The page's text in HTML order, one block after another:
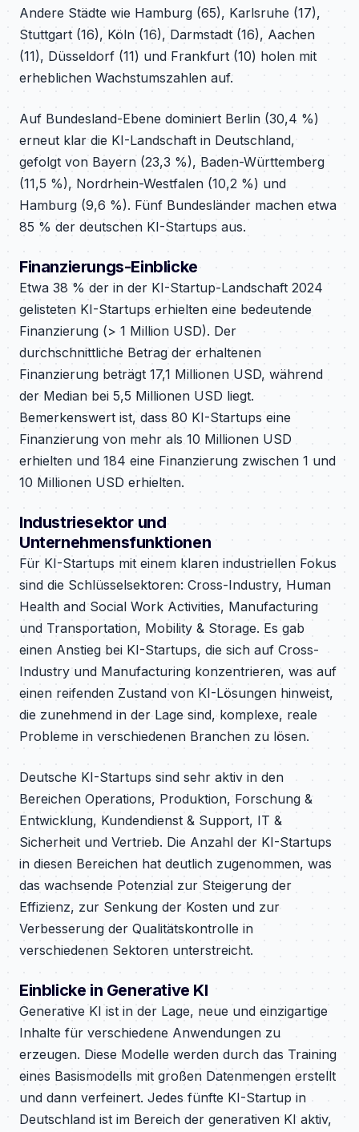
Andere Städte wie Hamburg (65), Karlsruhe (17),
Stuttgart (16), Köln (16), Darmstadt (16), Aachen
(11), Düsseldorf (11) und Frankfurt (10) holen mit
erheblichen Wachstumszahlen auf.
Auf Bundesland-Ebene dominiert Berlin (30,4 %)
erneut klar die KI-Landschaft in Deutschland,
gefolgt von Bayern (23,3 %), Baden-Württemberg
(11,5 %), Nordrhein-Westfalen (10,2 %) und
Hamburg (9,6 %). Fünf Bundesländer machen etwa
85 % der deutschen KI-Startups aus.
Finanzierungs-Einblicke
Etwa 38 % der in der KI-Startup-Landschaft 2024
gelisteten KI-Startups erhielten eine bedeutende
Finanzierung (> 1 Million USD). Der
durchschnittliche Betrag der erhaltenen
Finanzierung beträgt 17,1 Millionen USD, während
der Median bei 5,5 Millionen USD liegt.
Bemerkenswert ist, dass 80 KI-Startups eine
Finanzierung von mehr als 10 Millionen USD
erhielten und 184 eine Finanzierung zwischen 1 und
10 Millionen USD erhielten.
Industriesektor und
Unternehmensfunktionen
Für KI-Startups mit einem klaren industriellen Fokus
sind die Schlüsselsektoren: Cross-Industry, Human
Health and Social Work Activities, Manufacturing
und Transportation, Mobility & Storage. Es gab
einen Anstieg bei KI-Startups, die sich auf Cross-
Industry und Manufacturing konzentrieren, was auf
einen reifenden Zustand von KI-Lösungen hinweist,
die zunehmend in der Lage sind, komplexe, reale
Probleme in verschiedenen Branchen zu lösen.
Deutsche KI-Startups sind sehr aktiv in den
Bereichen Operations, Produktion, Forschung &
Entwicklung, Kundendienst & Support, IT &
Sicherheit und Vertrieb. Die Anzahl der KI-Startups
in diesen Bereichen hat deutlich zugenommen, was
das wachsende Potenzial zur Steigerung der
Effizienz, zur Senkung der Kosten und zur
Verbesserung der Qualitätskontrolle in
verschiedenen Sektoren unterstreicht.
Einblicke in Generative KI
Generative KI ist in der Lage, neue und einzigartige
Inhalte für verschiedene Anwendungen zu
erzeugen. Diese Modelle werden durch das Training
eines Basismodells mit großen Datenmengen erstellt
und dann verfeinert. Jedes fünfte KI-Startup in
Deutschland ist im Bereich der generativen KI aktiv,